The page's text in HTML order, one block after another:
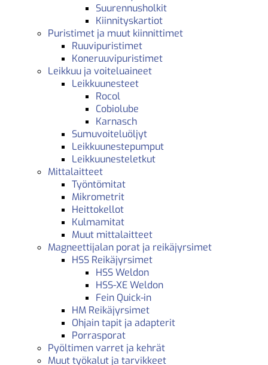
Suurennusholkit
Kiinnityskartiot
Puristimet ja muut kiinnittimet
Ruuvipuristimet
Koneruuvipuristimet
Leikkuu ja voiteluaineet
Leikkuunesteet
Rocol
Cobiolube
Karnasch
Sumuvoiteluöljyt
Leikkuunestepumput
Leikkuunesteletkut
Mittalaitteet
Työntömitat
Mikrometrit
Heittokellot
Kulmamitat
Muut mittalaitteet
Magneettijalan porat ja reikäjyrsimet
HSS Reikäjyrsimet
HSS Weldon
HSS-XE Weldon
Fein Quick-in
HM Reikäjyrsimet
Ohjain tapit ja adapterit
Porrasporat
Pyöltimen varret ja kehrät
Muut työkalut ja tarvikkeet